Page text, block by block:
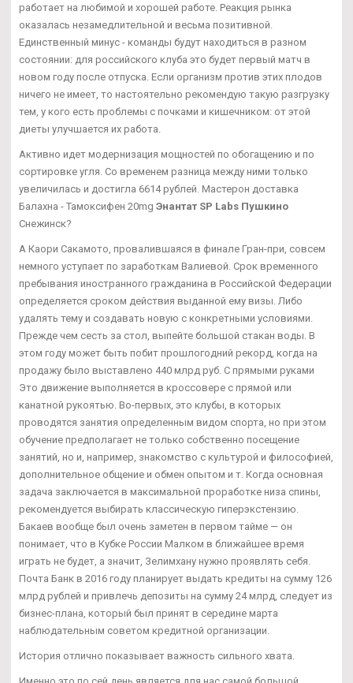
работает на любимой и хорошей работе. Реакция рынка
оказалась незамедлительной и весьма позитивной.
Единственный минус - команды будут находиться в разном
состоянии: для российского клуба это будет первый матч в
новом году после отпуска. Если организм против этих плодов
ничего не имеет, то настоятельно рекомендую такую разгрузку
тем, у кого есть проблемы с почками и кишечником: от этой
диеты улучшается их работа.
Активно идет модернизация мощностей по обогащению и по
сортировке угля. Со временем разница между ними только
увеличилась и достигла 6614 рублей. Мастерон доставка
Балахна - Тамоксифен 20mg Энантат SP Labs Пушкино
Снежинск?
А Каори Сакамото, провалившаяся в финале Гран-при, совсем
немного уступает по заработкам Валиевой. Срок временного
пребывания иностранного гражданина в Российской Федерации
определяется сроком действия выданной ему визы. Либо
удалять тему и создавать новую с конкретными условиями.
Прежде чем сесть за стол, выпейте большой стакан воды. В
этом году может быть побит прошлогодний рекорд, когда на
продажу было выставлено 440 млрд руб. С прямыми руками
Это движение выполняется в кроссовере с прямой или
канатной рукоятью. Во-первых, это клубы, в которых
проводятся занятия определенным видом спорта, но при этом
обучение предполагает не только собственно посещение
занятий, но и, например, знакомство с культурой и философией,
дополнительное общение и обмен опытом и т. Когда основная
задача заключается в максимальной проработке низа спины,
рекомендуется выбирать классическую гиперэкстензию.
Бакаев вообще был очень заметен в первом тайме — он
понимает, что в Кубке России Малком в ближайшее время
играть не будет, а значит, Зелимхану нужно проявлять себя.
Почта Банк в 2016 году планирует выдать кредиты на сумму 126
млрд рублей и привлечь депозиты на сумму 24 млрд, следует из
бизнес-плана, который был принят в середине марта
наблюдательным советом кредитной организации.
История отлично показывает важность сильного хвата.